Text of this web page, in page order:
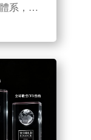
系，並
牌照，